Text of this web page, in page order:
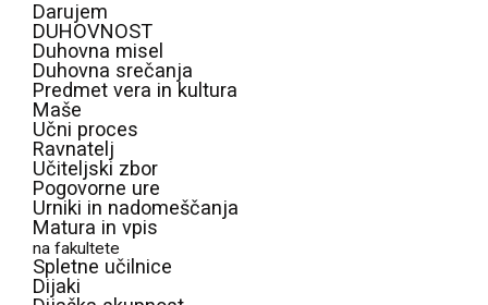
Darujem
DUHOVNOST
Duhovna misel
Duhovna srečanja
Predmet vera in kultura
Maše
Učni proces
Ravnatelj
Učiteljski zbor
Pogovorne ure
Urniki in nadomeščanja
Matura in vpis
na fakultete
Spletne učilnice
Dijaki